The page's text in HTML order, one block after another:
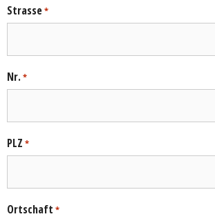
Strasse*
Nr. *
PLZ *
Ortschaft *